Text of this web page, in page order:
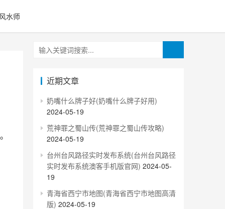
水师
近期文章
奶嘴什么牌子好(奶嘴什么牌子好用)
2024-05-19
荒神罪之蜀山传(荒神罪之蜀山传攻略)
2024-05-19
台州台风路径实时发布系统(台州台风路径
实时发布系统澳客手机版官网) 2024-05-
19
青海省西宁市地图(青海省西宁市地图高清
版) 2024-05-19